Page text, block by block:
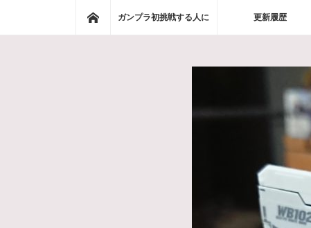
ホーム
ガンプラ初挑戦する人に 更新履歴